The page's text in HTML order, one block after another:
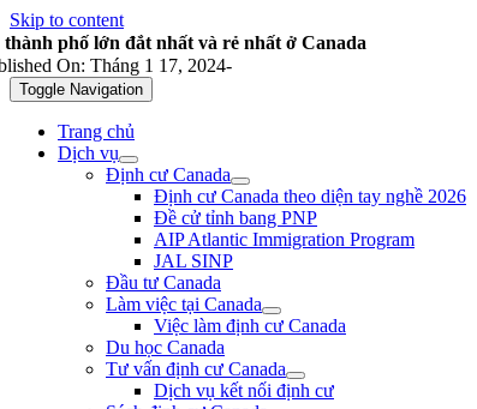
Skip to content
Toggle Navigation
Trang chủ
Dịch vụ
Định cư Canada
Định cư Canada theo diện tay nghề 2026
Đề cử tỉnh bang PNP
AIP Atlantic Immigration Program
JAL SINP
Đầu tư Canada
Làm việc tại Canada
Việc làm định cư Canada
Du học Canada
Tư vấn định cư Canada
Dịch vụ kết nối định cư
thành phố lớn đắt nhất và rẻ nhất ở Canada
On: Tháng 1 17, 2024-